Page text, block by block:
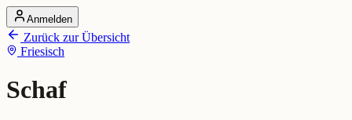
Startseite
Alle Dialekte
Dialekte vergleichen
Dialekt-Karte
Ranking
Anmelden
Zurück zur Übersicht
Friesisch
Schaf